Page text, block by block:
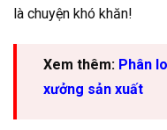
là chuyện khó khăn!
Xem thêm: Phân
xưởng sản xuất